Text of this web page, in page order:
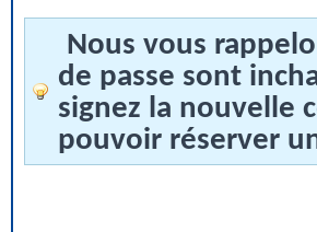
Nous vous
de passe sont
signez la nouvelle
pouvoir réserver